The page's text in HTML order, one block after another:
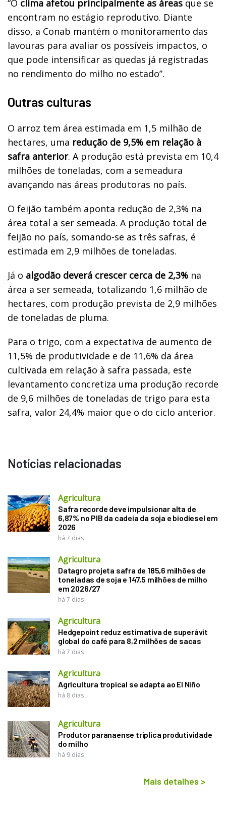
“O clima afetou principalmente as áreas que se
encontram no estágio reprodutivo. Diante
disso, a Conab mantém o monitoramento das
lavouras para avaliar os possíveis impactos, o
que pode intensificar as quedas já registradas
no rendimento do milho no estado”.
Outras culturas
O arroz tem área estimada em 1,5 milhão de
hectares, uma redução de 9,5% em relação à
safra anterior. A produção está prevista em 10,4
milhões de toneladas, com a semeadura
avançando nas áreas produtoras no país.
O feijão também aponta redução de 2,3% na
área total a ser semeada. A produção total de
feijão no país, somando-se as três safras, é
estimada em 2,9 milhões de toneladas.
Já o algodão deverá crescer cerca de 2,3% na
área a ser semeada, totalizando 1,6 milhão de
hectares, com produção prevista de 2,9 milhões
de toneladas de pluma.
Para o trigo, com a expectativa de aumento de
11,5% de produtividade e de 11,6% da área
cultivada em relação à safra passada, este
levantamento concretiza uma produção recorde
de 9,6 milhões de toneladas de trigo para esta
safra, valor 24,4% maior que o do ciclo anterior.
Notícias relacionadas
Agricultura
Safra recorde deve impulsionar alta de
6,87% no PIB da cadeia da soja e biodiesel em
2026
há 7 dias
Agricultura
Datagro projeta safra de 185,6 milhões de
toneladas de soja e 147,5 milhões de milho
em 2026/27
há 7 dias
Agricultura
Hedgepoint reduz estimativa de superávit
global do café para 8,2 milhões de sacas
há 7 dias
Agricultura
Agricultura tropical se adapta ao El Niño
há 8 dias
Agricultura
Produtor paranaense triplica produtividade
do milho
há 9 dias
Mais detalhes >